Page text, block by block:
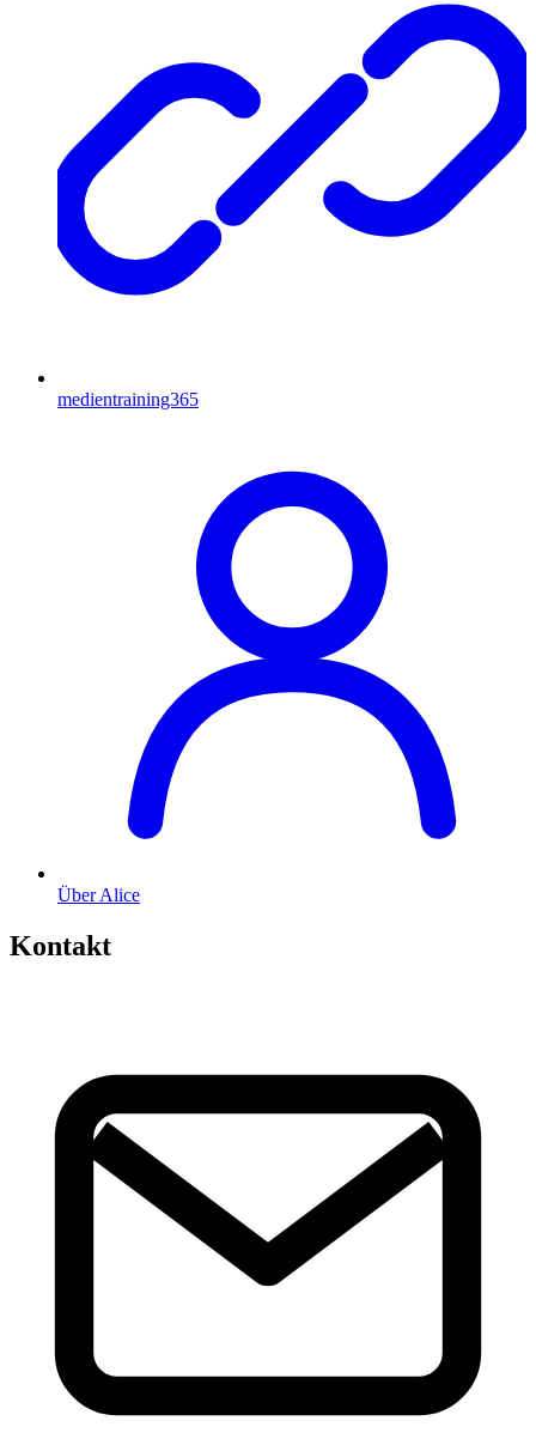
medientraining365
Über Alice
Kontakt